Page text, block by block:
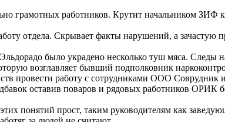
грамотных работников. Крутит начальником ЗИФ
отдела. Скрывает факты нарушений, а зачастую
было украдено несколько туш мяса. Следы
возглавляет бывший подполковник
провести работу с сотрудниками ООО Соврудник
оставив поваров и рядовых работников ОРИК
понятий прост, таким руководителям как